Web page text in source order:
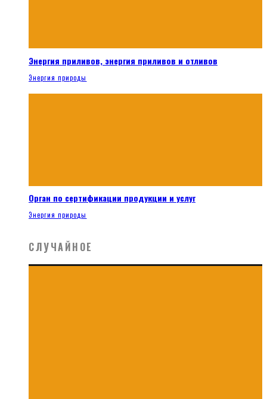
Энергия приливов, энергия приливов и отливов
Энергия природы
Орган по сертификации продукции и услуг
Энергия природы
СЛУЧАЙНОЕ